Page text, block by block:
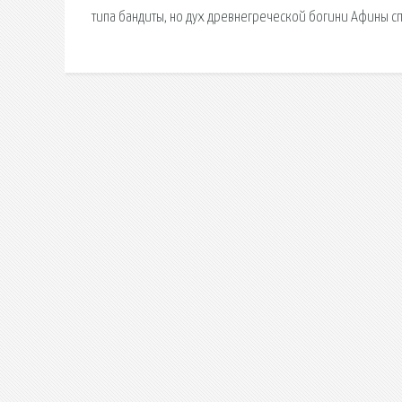
типа бандиты, но дух древнегреческой богини Афины